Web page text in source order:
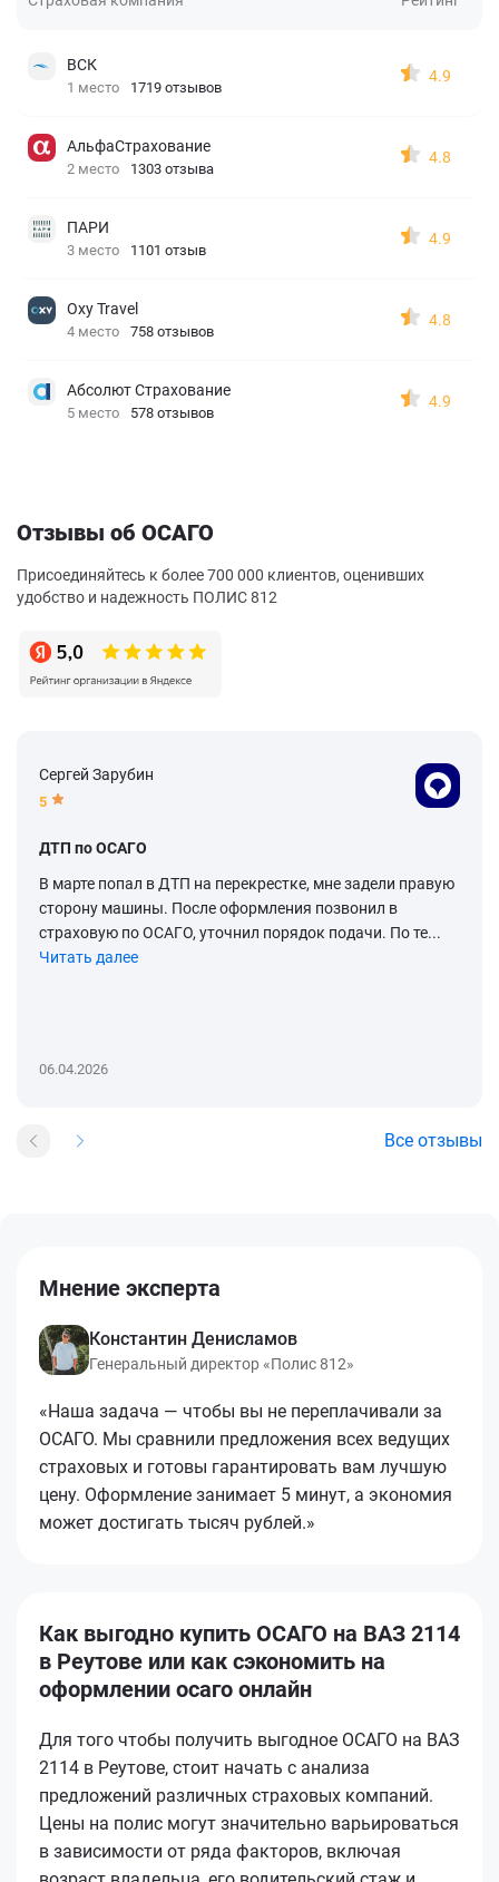
ВСК
1 место 1719 отзывов
4.9
АльфаСтрахование
2 место 1303 отзыва
4.8
ПАРИ
3 место 1101 отзыв
4.9
Oxy Travel
4 место 758 отзывов
4.8
Абсолют Страхование
5 место 578 отзывов
4.9
Отзывы об ОСАГО
Присоединяйтесь к более 700 000 клиентов, оценивших
удобство и надежность ПОЛИС 812
Сергей Зарубин
5
ДТП по ОСАГО
В марте попал в ДТП на перекрестке, мне задели правую
сторону машины. После оформления позвонил в
страховую по ОСАГО, уточнил порядок подачи. По те...
Читать далее
06.04.2026
Все отзывы
Мнение эксперта
Константин Денисламов
Генеральный директор «Полис 812»
«Наша задача — чтобы вы не переплачивали за
ОСАГО. Мы сравнили предложения всех ведущих
страховых и готовы гарантировать вам лучшую
цену. Оформление занимает 5 минут, а экономия
может достигать тысяч рублей.»
Как выгодно купить ОСАГО на ВАЗ 2114
в Реутове или как сэкономить на
оформлении осаго онлайн
Для того чтобы получить выгодное ОСАГО на ВАЗ
2114 в Реутове, стоит начать с анализа
предложений различных страховых компаний.
Цены на полис могут значительно варьироваться
в зависимости от ряда факторов, включая